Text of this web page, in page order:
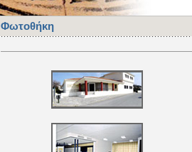
Φωτοθήκη